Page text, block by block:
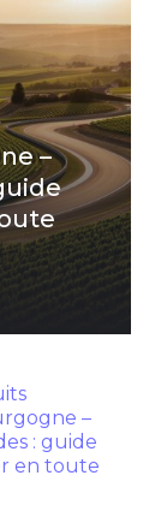
–
–
: guide
en toute